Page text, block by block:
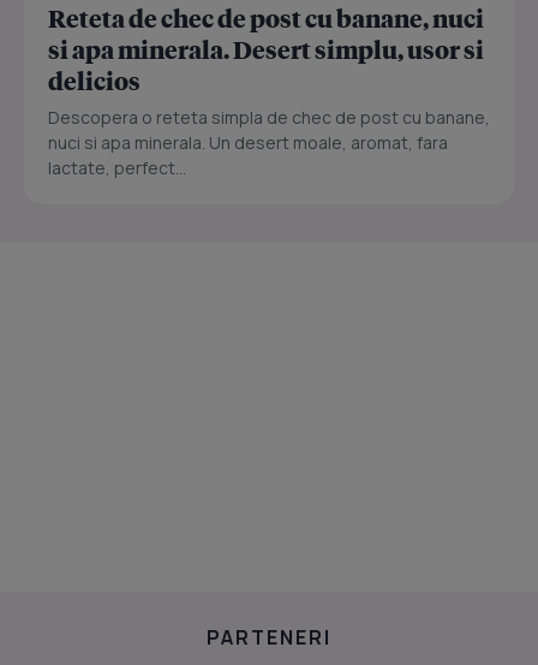
Reteta de chec de post cu banane, nuci
si apa minerala. Desert simplu, usor si
delicios
Descopera o reteta simpla de chec de post cu banane,
nuci si apa minerala. Un desert moale, aromat, fara
lactate, perfect...
PARTENERI